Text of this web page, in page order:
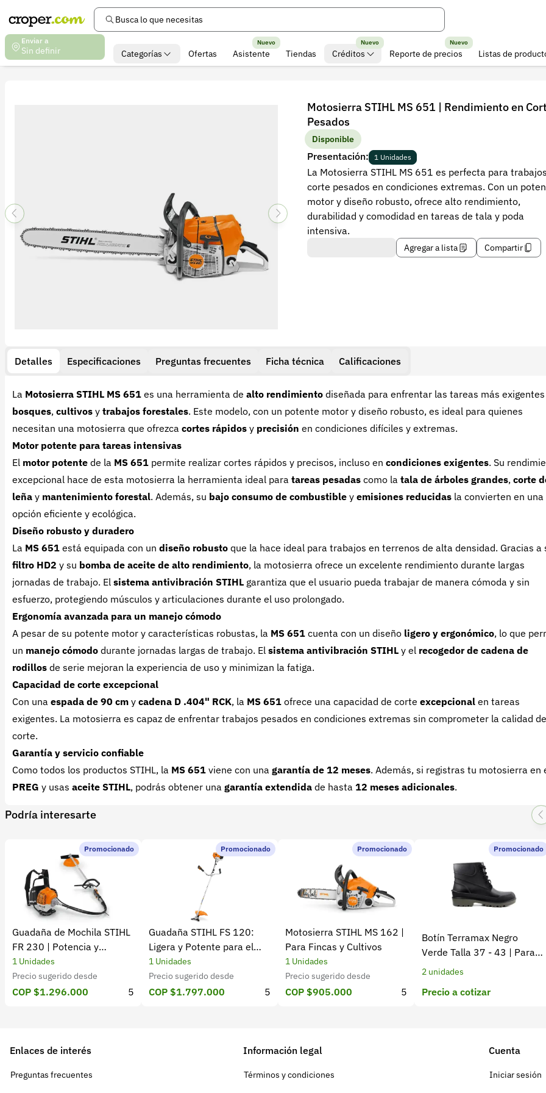
Busca lo que necesitas
Enviar a
Sin definir Categorías Ofertas Asistente
Nuevo
Tiendas Créditos
Nuevo
Reporte de precios
Nuevo
Listas de
Motosierra STIHL MS 651 | Rendimiento en
Pesados
Disponible
Presentación: 1 Unidades
La Motosierra STIHL MS 651 es perfecta para
corte pesados en condiciones extremas. Con un
motor y diseño robusto, ofrece alto rendimiento,
durabilidad y comodidad en tareas de tala y poda
intensiva.
Agregar a lista Compartir
Detalles Especificaciones Preguntas frecuentes Ficha técnica Calificaciones
La Motosierra STIHL MS 651 es una herramienta de alto rendimiento diseñada para enfrentar las tareas más exigentes
bosques, cultivos y trabajos forestales. Este modelo, con un potente motor y diseño robusto, es ideal para quienes
necesitan una motosierra que ofrezca cortes rápidos y precisión en condiciones difíciles y extremas.
Motor potente para tareas intensivas
El motor potente de la MS 651 permite realizar cortes rápidos y precisos, incluso en condiciones exigentes. Su
excepcional hace de esta motosierra la herramienta ideal para tareas pesadas como la tala de árboles grandes, corte
leña y mantenimiento forestal. Además, su bajo consumo de combustible y emisiones reducidas la convierten en una
opción eficiente y ecológica.
Diseño robusto y duradero
La MS 651 está equipada con un diseño robusto que la hace ideal para trabajos en terrenos de alta densidad. Gracias a
filtro HD2 y su bomba de aceite de alto rendimiento, la motosierra ofrece un excelente rendimiento durante largas
jornadas de trabajo. El sistema antivibración STIHL garantiza que el usuario pueda trabajar de manera cómoda y sin
esfuerzo, protegiendo músculos y articulaciones durante el uso prolongado.
Ergonomía avanzada para un manejo cómodo
A pesar de su potente motor y características robustas, la MS 651 cuenta con un diseño ligero y ergonómico, lo que
un manejo cómodo durante jornadas largas de trabajo. El sistema antivibración STIHL y el recogedor de cadena de
rodillos de serie mejoran la experiencia de uso y minimizan la fatiga.
Capacidad de corte excepcional
Con una espada de 90 cm y cadena D .404" RCK, la MS 651 ofrece una capacidad de corte excepcional en tareas
exigentes. La motosierra es capaz de enfrentar trabajos pesados en condiciones extremas sin comprometer la calidad
corte.
Garantía y servicio confiable
Como todos los productos STIHL, la MS 651 viene con una garantía de 12 meses. Además, si registras tu motosierra en
PREG y usas aceite STIHL, podrás obtener una garantía extendida de hasta 12 meses adicionales.
Podría interesarte
Promocionado
Guadaña de Mochila STIHL
FR 230 | Potencia y
rendimiento
1 Unidades
Precio sugerido desde
COP $1.296.000 5
Promocionado
Guadaña STIHL FS 120:
Ligera y Potente para el
Campo
1 Unidades
Precio sugerido desde
COP $1.797.000 5
Promocionado
Motosierra STIHL MS 162 |
Para Fincas y Cultivos
1 Unidades
Precio sugerido desde
COP $905.000 5
Promocionado
Botín Terramax Negro
Verde Talla 37 - 43 | Para
trabajo diario y campo
2 unidades
Precio a cotizar
Enlaces de interés
Preguntas frecuentes
Información legal
Términos y condiciones
Cuenta
Iniciar sesión